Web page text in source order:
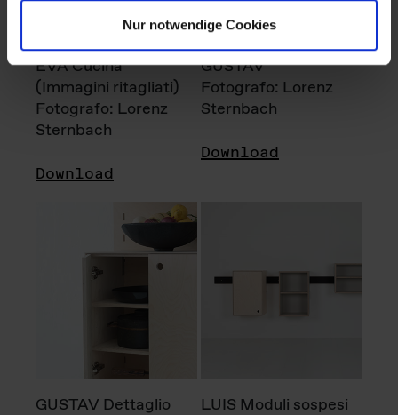
Nur notwendige Cookies
EVA Cucina
(Immagini ritagliati)
Fotografo: Lorenz
Sternbach
Download
GUSTAV
Fotografo: Lorenz
Sternbach
Download
GUSTAV Dettaglio
LUIS Moduli sospesi